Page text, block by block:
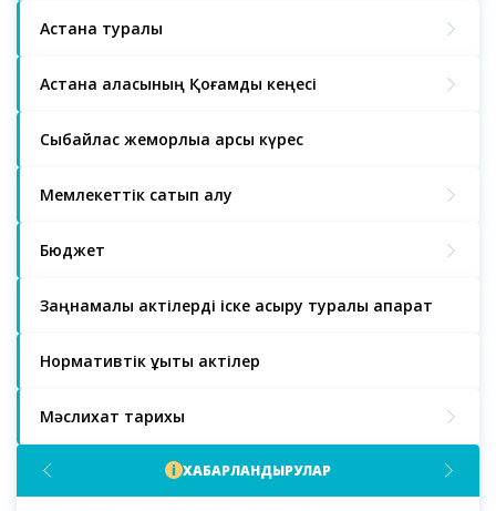
Астана туралы
Астана қаласының Қоғамдық кеңесі
Сыбайлас жемқорлыққа қарсы күрес
Мемлекеттік сатып алу
Бюджет
Заңнамалық актілерді іске асыру туралы ақпарат
Нормативтік құқықтық актілер
Мәслихат тарихы
ХАБАРЛАНДЫРУЛАР